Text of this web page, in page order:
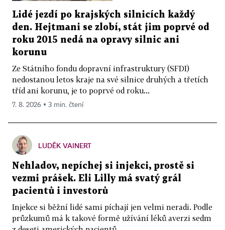
Lidé jezdí po krajských silnicích každý
den. Hejtmani se zlobí, stát jim poprvé od
roku 2015 nedá na opravy silnic ani
korunu
Ze Státního fondu dopravní infrastruktury (SFDI)
nedostanou letos kraje na své silnice druhých a třetích
tříd ani korunu, je to poprvé od roku...
7. 8. 2026 ▪ 3 min. čtení
LUDĚK VAINERT
Nehladov, nepíchej si injekci, prostě si
vezmi prášek. Eli Lilly má svatý grál
pacientů i investorů
Injekce si běžní lidé sami píchají jen velmi neradi. Podle
průzkumů má k takové formě užívání léků averzi sedm